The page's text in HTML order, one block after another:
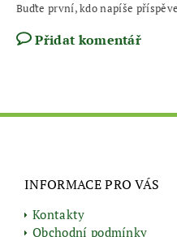
Buďte první, kdo napíše
Přidat komentář
INFORMACE PRO VÁS
Kontakty
Obchodní podmínky